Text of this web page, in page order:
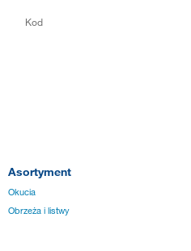
Kod
Asortyment
Okucia
Obrzeża i listwy